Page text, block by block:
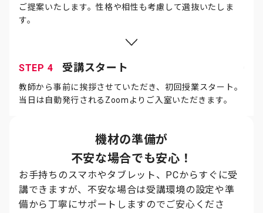
ご提案いたします。性格や相性も考慮して選抜いたしま
す。
STEP 4 受講スタート
教師から事前に挨拶させていただき、初回授業スタート。
当日は自動発行されるZoomよりご入室いただきます。
機材の準備が
不安な場合でも安心！
お手持ちのスマホやタブレット、PCからすぐに受
講できますが、不安な場合は受講環境の設定や準
備から丁寧にサポートしますのでご安心くださ